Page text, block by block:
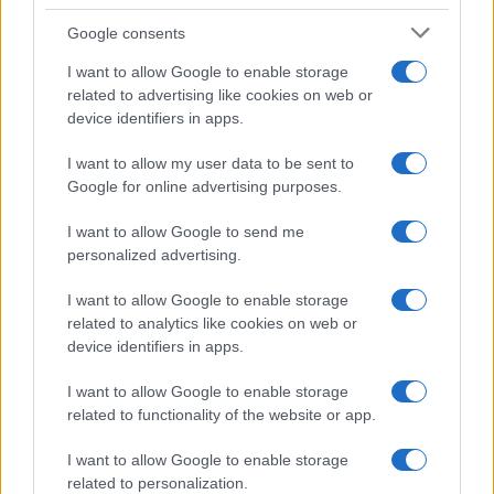
Google consents
I want to allow Google to enable storage
related to advertising like cookies on web or
device identifiers in apps.
I want to allow my user data to be sent to
Google for online advertising purposes.
I want to allow Google to send me
personalized advertising.
I want to allow Google to enable storage
related to analytics like cookies on web or
device identifiers in apps.
I want to allow Google to enable storage
related to functionality of the website or app.
I want to allow Google to enable storage
related to personalization.
Fényes Szabolcs zeneszerző 110 éve
született
1912. április 30-án született Nagyváradon Fényes Szabolcs
Erkel Ferenc-díjas operettszerző, a filmzene mestere,
számtalan sláger komponistája.
„Megkérdeztem, hogy vezényelhetek-e”
– Beszélgetés Dobszay-Meskó Ilonával
Az Erkel Ferenc-díjjal kitüntetett karmester-zeneszerzővel